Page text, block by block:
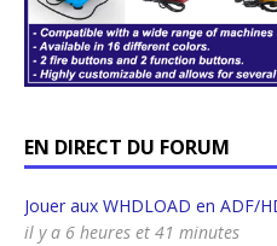
EN DIRECT DU FORUM
Jouer aux WHDLOAD en ADF/
il y a 6 heures et 41 minutes